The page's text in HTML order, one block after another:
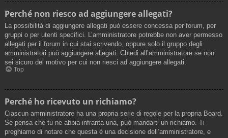
Perché non riesco ad aggiungere allegati?
La possibilità di aggiungere allegati può essere concessa per forum, per
gruppi o per utenti specifici. L’amministratore potrebbe non aver permesso
allegati per il forum in cui stai scrivendo, oppure solo il gruppo degli
amministratori può aggiungere allegati. Chiedi all’amministratore se non
sei sicuro del motivo per cui non riesci ad aggiungere allegati.
Top
Perché ho ricevuto un richiamo?
Ciascun amministratore ha una propria serie di regole per la propria Board.
Se pensa che tu ne abbia infranta una, può mandarti un richiamo. Ti
preghiamo di notare che questa è una decisione dell’amministratore, e